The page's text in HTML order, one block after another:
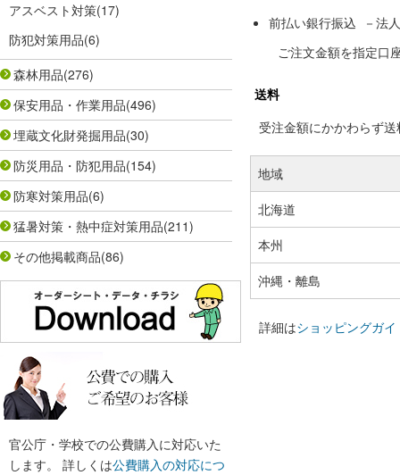
アスベスト対策(17)
防犯対策用品(6)
森林用品(276)
保安用品・作業用品(496)
埋蔵文化財発掘用品(30)
防災用品・防犯用品(154)
防寒対策用品(6)
猛暑対策・熱中症対策用品(211)
その他掲載商品(86)
官公庁・学校での公費購入に対応いた
します。 詳しくは公費購入の対応につ
前払い銀行振込 －法
ご注文金額を指定口
送料
受注金額にかかわらず
地域
北海道
本州
沖縄・離島
詳細はショッピングガイ